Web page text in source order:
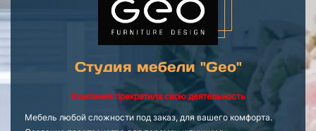
Студия мебели "Geo"
Компания прекратила свою деятельность
Мебель любой сложности под заказ, для вашего комфорта.